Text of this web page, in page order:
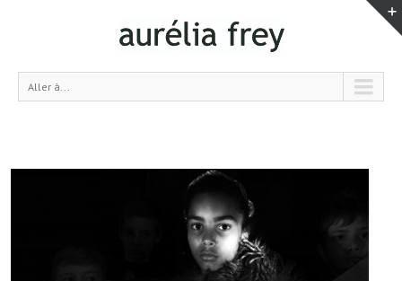
Aller à...